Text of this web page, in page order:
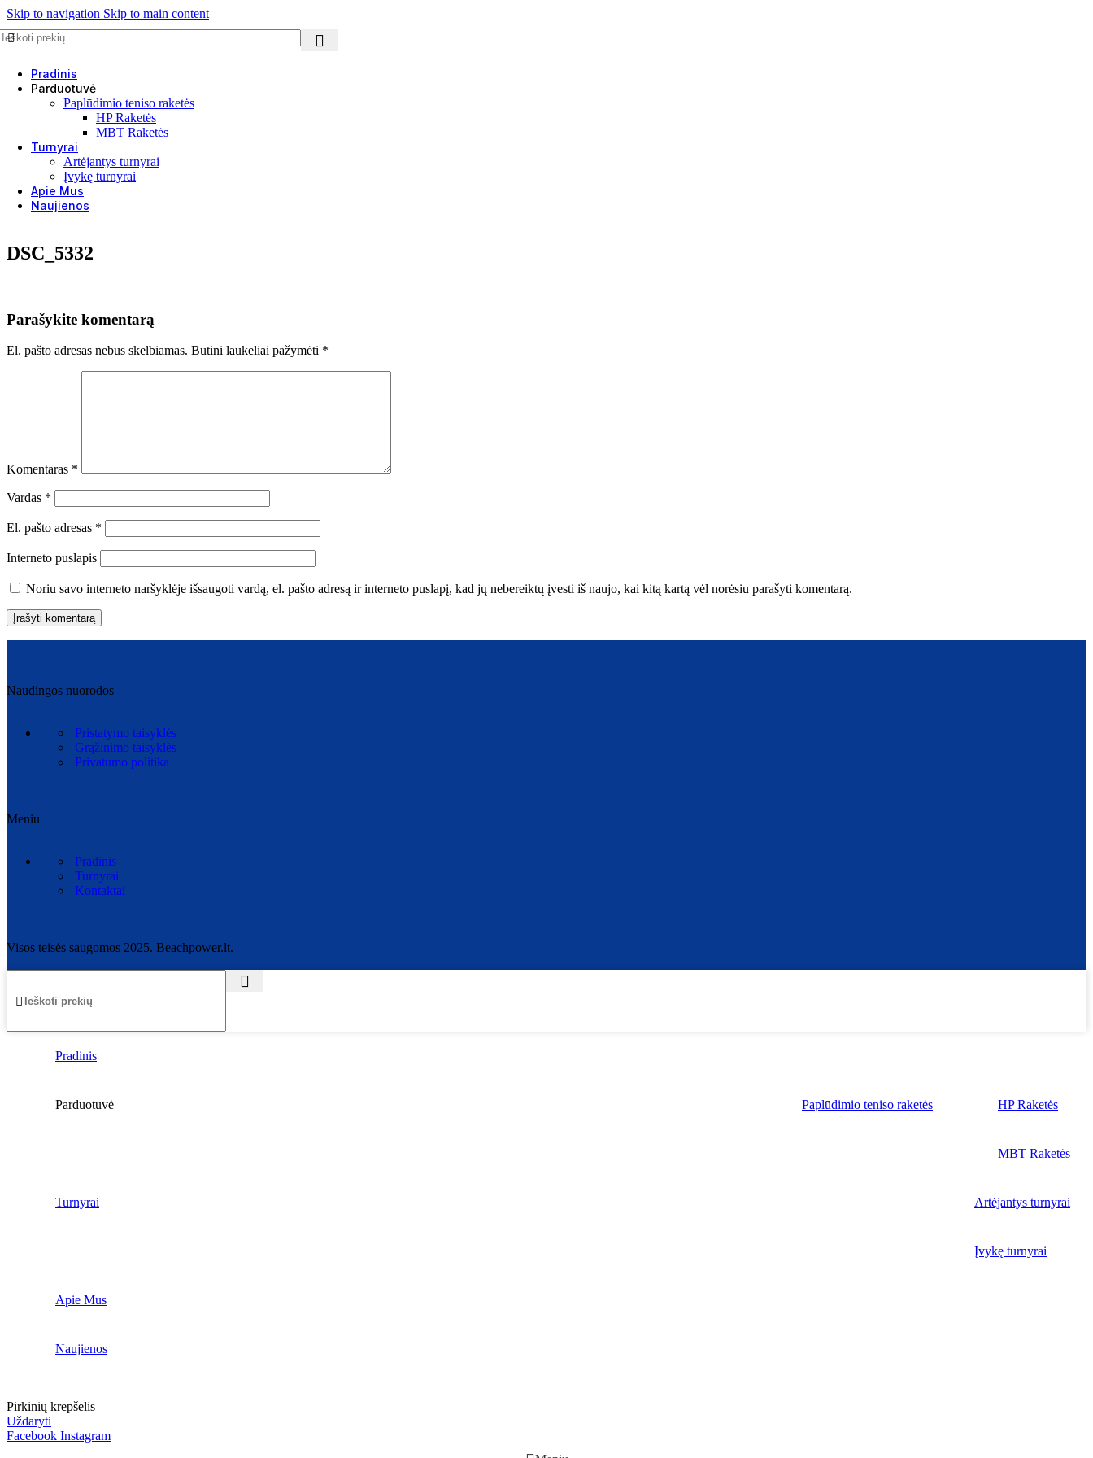
Skip to navigation Skip to main content
Pradinis
Parduotuvė
Paplūdimio teniso raketės
HP Raketės
MBT Raketės
Turnyrai
Artėjantys turnyrai
Įvykę turnyrai
Apie Mus
Naujienos
DSC_5332
Parašykite komentarą
El. pašto adresas nebus skelbiamas. Būtini laukeliai pažymėti *
Komentaras *
Vardas *
El. pašto adresas *
Interneto puslapis
Noriu savo interneto naršyklėje išsaugoti vardą, el. pašto adresą ir interneto puslapį, kad jų nebereiktų įvesti iš naujo, kai kitą kartą vėl norėsiu parašyti komentarą.
Naudingos nuorodos
Pristatymo taisyklės
Grąžinimo taisyklės
Privatumo politika
Meniu
Pradinis
Turnyrai
Kontaktai
Visos teisės saugomos 2025. Beachpower.lt.
Pradinis
Parduotuvė Paplūdimio teniso raketės HP Raketės
MBT Raketės
Turnyrai Artėjantys turnyrai
Įvykę turnyrai
Apie Mus
Naujienos
Pirkinių krepšelis
Uždaryti
Facebook Instagram